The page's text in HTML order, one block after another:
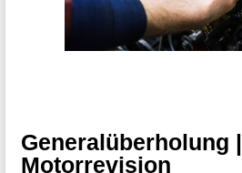
Generalüberholung |
Motorrevision